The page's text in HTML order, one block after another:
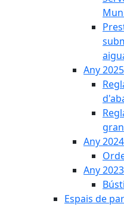
Any 2025
gran
Any 2024
Any 2023
Espais de